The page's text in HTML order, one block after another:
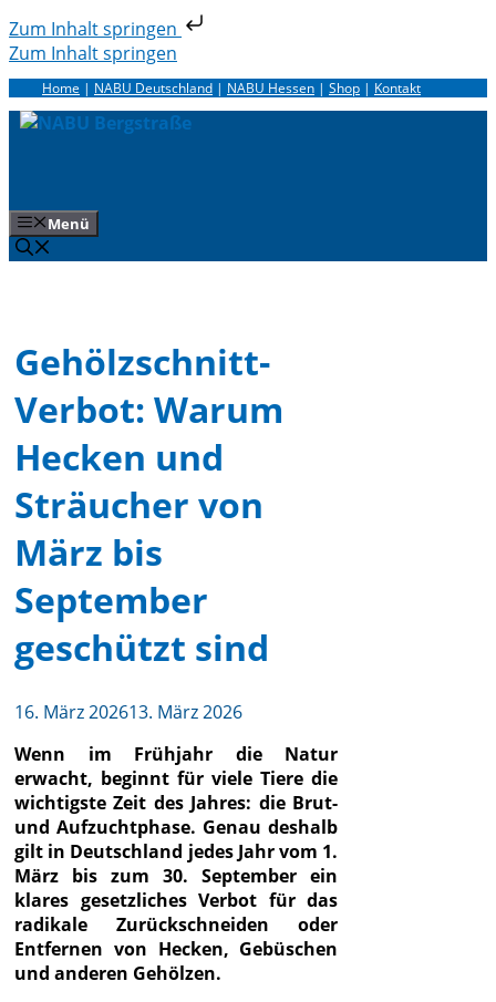
Zum Inhalt springen
Zum Inhalt springen
Home | NABU Deutschland | NABU Hessen | Shop | Kontakt
Menü
Gehölzschnitt-
Verbot: Warum
Hecken und
Sträucher von
März bis
September
geschützt sind
16. März 202613. März 2026
Wenn im Frühjahr die Natur
erwacht, beginnt für viele Tiere die
wichtigste Zeit des Jahres: die Brut-
und Aufzuchtphase. Genau deshalb
gilt in Deutschland jedes Jahr vom 1.
März bis zum 30. September ein
klares gesetzliches Verbot für das
radikale Zurückschneiden oder
Entfernen von Hecken, Gebüschen
und anderen Gehölzen.